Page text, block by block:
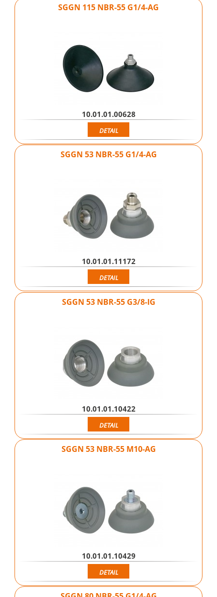
SGGN 115 NBR-55 G1/4-AG
10.01.01.00628
DETAIL
SGGN 53 NBR-55 G1/4-AG
10.01.01.11172
DETAIL
SGGN 53 NBR-55 G3/8-IG
10.01.01.10422
DETAIL
SGGN 53 NBR-55 M10-AG
10.01.01.10429
DETAIL